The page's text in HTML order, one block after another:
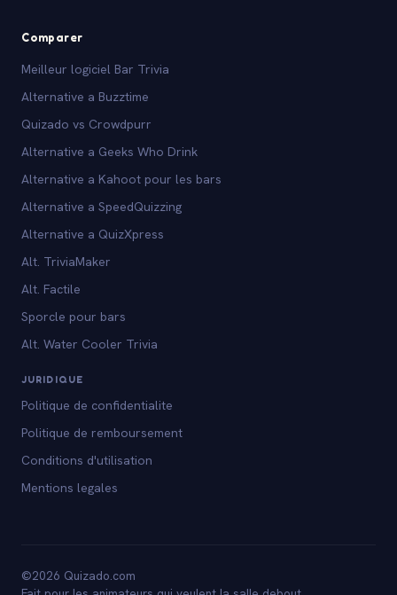
Comparer
Meilleur logiciel Bar Trivia
Alternative a Buzztime
Quizado vs Crowdpurr
Alternative a Geeks Who Drink
Alternative a Kahoot pour les bars
Alternative a SpeedQuizzing
Alternative a QuizXpress
Alt. TriviaMaker
Alt. Factile
Sporcle pour bars
Alt. Water Cooler Trivia
JURIDIQUE
Politique de confidentialite
Politique de remboursement
Conditions d'utilisation
Mentions legales
©2026 Quizado.com